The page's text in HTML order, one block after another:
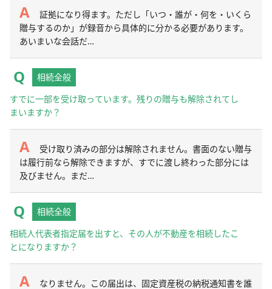
証拠になり得ます。ただし「いつ・誰が・何を・いくら
贈与するのか」が録音から具体的に分かる必要があります。
あいまいな会話だ…
相続全般
すでに一部を受け取っています。残りの贈与も解除されてし
まいますか？
受け取り済みの部分は解除されません。書面のない贈与
は履行前なら解除できますが、すでに渡し終わった部分には
及びません。まだ…
相続全般
相続人代表者指定届を出すと、その人が不動産を相続したこ
とになりますか？
なりません。この届出は、固定資産税の納税通知書を誰